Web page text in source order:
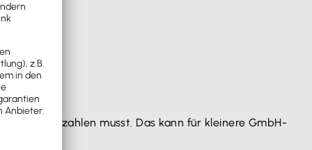
Euro einzahlen musst. Das kann für kleinere GmbH-